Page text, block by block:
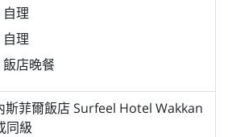
自理
自理
飯店晚餐
斯菲爾飯店 Surfeel Hotel Wakkan
同級